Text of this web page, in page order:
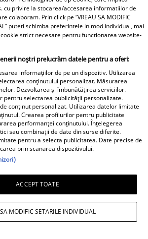
Un vecin instruit poate salva o
viață. Vezi despre ce e vorba
Cât costă un litru de benzină și
București, Iași, Cluj-Napoca,
Timișoara și Constanța
cu privire la stocarea/accesarea informatiilor de
colaboram. Prin click pe “VREAU SA MODIFIC
puteti schimba preferintele in mod individual, mai
strict necesare pentru functionarea website-
noștri prelucrăm datele pentru a oferi:
informațiilor de pe un dispozitiv. Utilizarea
conținutului personalizat. Măsurarea
Dezvoltarea și îmbunătățirea serviciilor.
pentru selectarea publicității personalizate.
conținut personalizat. Utilizarea datelor limitate
Crearea profilurilor pentru publicitate
performanței conținutului. Înțelegerea
sau combinații de date din surse diferite.
pentru a selecta publicitatea. Date precise de
prin scanarea dispozitivului.
ACCEPT TOATE
MODIFIC SETARILE INDIVIDUAL